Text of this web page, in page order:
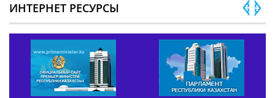
ИНТЕРНЕТ РЕСУРСЫ